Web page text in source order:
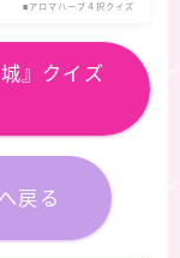
■アロマハーブ４択クイズ
』クイズ
戻る